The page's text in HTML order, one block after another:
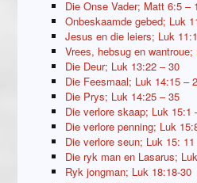
Die Onse Vader; Matt 6:5 –
Onbeskaamde gebed; Luk
Jesus en die leiers; Luk
Vrees, hebsug en
Die Deur; Luk 13:22 – 30
Die Feesmaal; Luk 14:15 –
Die Prys; Luk 14:25 – 35
Die verlore skaap; Luk 15:1
Die verlore penning; Luk
Die verlore seun; Luk 15:
Die ryk man en Lasarus;
Ryk jongman; Luk 18:18-30